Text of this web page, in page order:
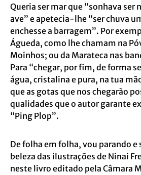
Queria ser mar que “sonhava ser
ave” e apetecia-lhe “ser chuva
enchesse a barragem”. Por
Águeda, como lhe chamam na
Moinhos; ou da Marateca nas
Para “chegar, por fim, de forma
água, cristalina e pura, na tua
que as gotas que nos chegarão
qualidades que o autor garante
“Ping Plop”.
De folha em folha, vou parando e
beleza das ilustrações de Ninai
neste livro editado pela Câmara